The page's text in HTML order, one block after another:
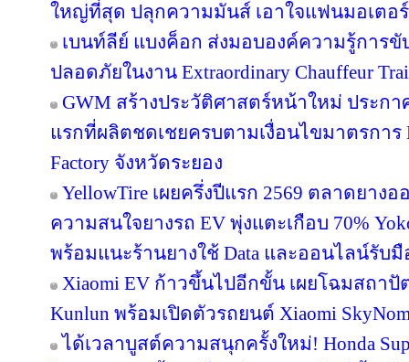
ใหญ่ที่สุด ปลุกความมันส์ เอาใจแฟนมอเตอ
เบนท์ลีย์ แบงค็อก ส่งมอบองค์ความรู้การ
ปลอดภัยในงาน Extraordinary Chauffeur
GWM สร้างประวัติศาสตร์หน้าใหม่ ประก
แรกที่ผลิตชดเชยครบตามเงื่อนไขมาตรการ
Factory จังหวัดระยอง
YellowTire เผยครึ่งปีแรก 2569 ตลาดยาง
ความสนใจยางรถ EV พุ่งแตะเกือบ 70%
พร้อมแนะร้านยางใช้ Data และออนไลน์รับ
Xiaomi EV ก้าวขึ้นไปอีกขั้น เผยโฉมสถาปั
Kunlun พร้อมเปิดตัวรถยนต์ Xiaomi
ได้เวลาบูสต์ความสนุกครั้งใหม่! Honda